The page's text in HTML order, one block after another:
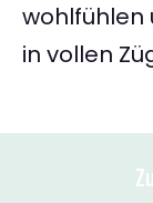
wohlfühlen
in vollen